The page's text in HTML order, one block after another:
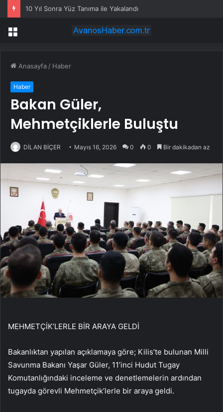
10 Yıl Sonra Yüz Tanıma ile Yakalandı
Menü
Anasayfa / Haber
Haber
Bakan Güler,
Mehmetçiklerle Buluştu
DİLAN BİÇER Mayıs 16, 2026 0 0 Bir dakikadan az
MEHMETÇİK’LERLE BİR ARAYA GELDİ
Bakanlıktan yapılan açıklamaya göre; Kilis’te bulunan Milli
Savunma Bakanı Yaşar Güler, 11’inci Hudut Tugay
Komutanlığındaki inceleme ve denetlemelerin ardından
tugayda görevli Mehmetçik’lerle bir araya geldi.